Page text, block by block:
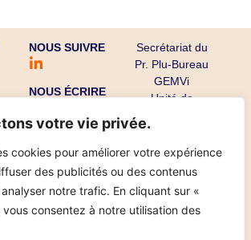
votre vie privée.
cookies pour améliorer votre expérience
des publicités ou des contenus
notre trafic. En cliquant sur «
consentez à notre utilisation des
NOUS SUIVRE
NOUS ÉCRIRE
Secrétariat du
Pr. Plu-Bureau
GEMVi
Unité de
Endocrinienne
CHU Cochin-
Port Royal
l’Observatoire
75679 Paris